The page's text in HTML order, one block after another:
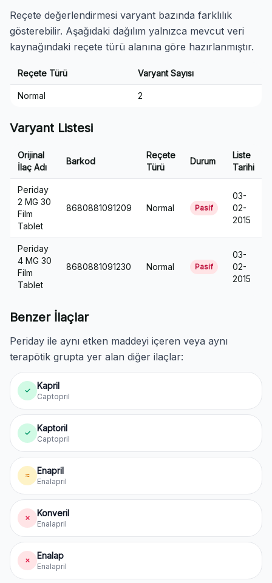
Reçete değerlendirmesi varyant bazında farklılık
gösterebilir. Aşağıdaki dağılım yalnızca mevcut veri
kaynağındaki reçete türü alanına göre hazırlanmıştır.
Reçete Türü Varyant Sayısı
Normal 2
Varyant Listesi
Orijinal
İlaç Adı
Barkod
Reçete
Türü
Durum
Liste
Tarihi
Periday
2 MG 30
Film
Tablet
8680881091209 Normal Pasif
03-
02-
2015
Periday
4 MG 30
Film
Tablet
8680881091230 Normal Pasif
03-
02-
2015
Benzer İlaçlar
Periday ile aynı etken maddeyi içeren veya aynı
terapötik grupta yer alan diğer ilaçlar:
✓ Kapril
Captopril
✓ Kaptoril
Captopril
≈ Enapril
Enalapril
✗ Konveril
Enalapril
✗ Enalap
Enalapril